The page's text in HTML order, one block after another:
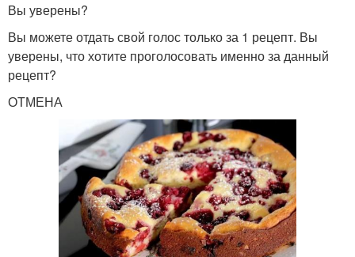
Вы уверены?
Вы можете отдать свой голос только за 1 рецепт. Вы
уверены, что хотите проголосовать именно за данный
рецепт?
ОТМЕНА